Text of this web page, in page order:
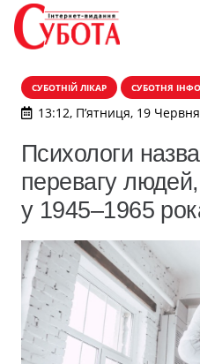
СУБОТНІЙ ЛІКАР СУБОТНЯ
13:12, П’ятниця, 19
Психологи
перевагу
у 1945–1965